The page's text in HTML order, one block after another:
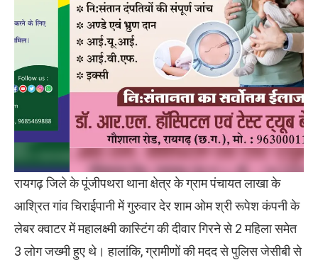
रायगढ़ जिले के पूंजीपथरा थाना क्षेत्र के ग्राम पंचायत लाखा के
आश्रित गांव चिराईपानी में गुरुवार देर शाम ओम श्री रूपेश कंपनी के
लेबर क्वाटर में महालक्ष्मी कास्टिंग की दीवार गिरने से 2 महिला समेत
3 लोग जख्मी हुए थे। हालांकि, ग्रामीणों की मदद से पुलिस जेसीबी से